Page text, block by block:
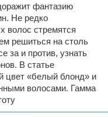
фантазию
Не редко
волос стремятся
решиться на столь
за и против, узнать
В статье
цвет «белый блонд» и
волосами. Гамма